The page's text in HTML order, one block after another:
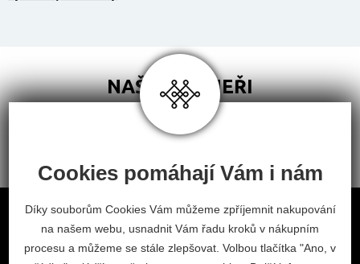
NAŠI PARTNEŘI
Obchodní podmínky
Odstoupení od smlouvy
Nastavení cookies
Cookies pomáhají Vám i nám
Díky souborům Cookies Vám můžeme zpříjemnit nakupování
na našem webu, usnadnit Vám řadu kroků v nákupním
procesu a můžeme se stále zlepšovat. Volbou tlačítka "Ano, v